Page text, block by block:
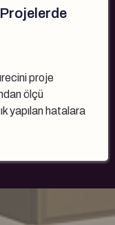
proje
ölçü
yapılan hatalara